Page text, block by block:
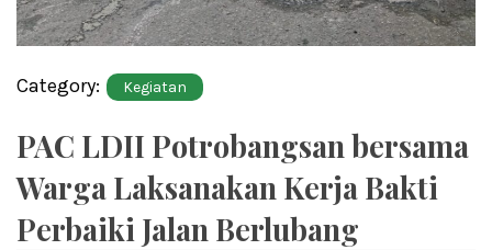
Category: Kegiatan
PAC LDII Potrobangsan bersama
Warga Laksanakan Kerja Bakti
Perbaiki Jalan Berlubang